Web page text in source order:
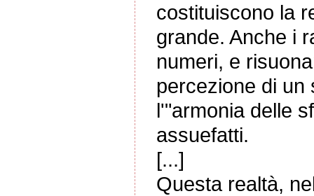
costituiscono la
grande. Anche i
numeri, e
percezione di un
l'"armonia delle
assuefatti.
[...]
Questa realtà,